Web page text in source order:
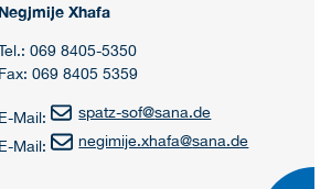
Negjmije Xhafa
069 8405-5350
Fax: 069 8405 5359
E-Mail: spatz-sof@sana.de
E-Mail:
negimije.xhafa@sana.de